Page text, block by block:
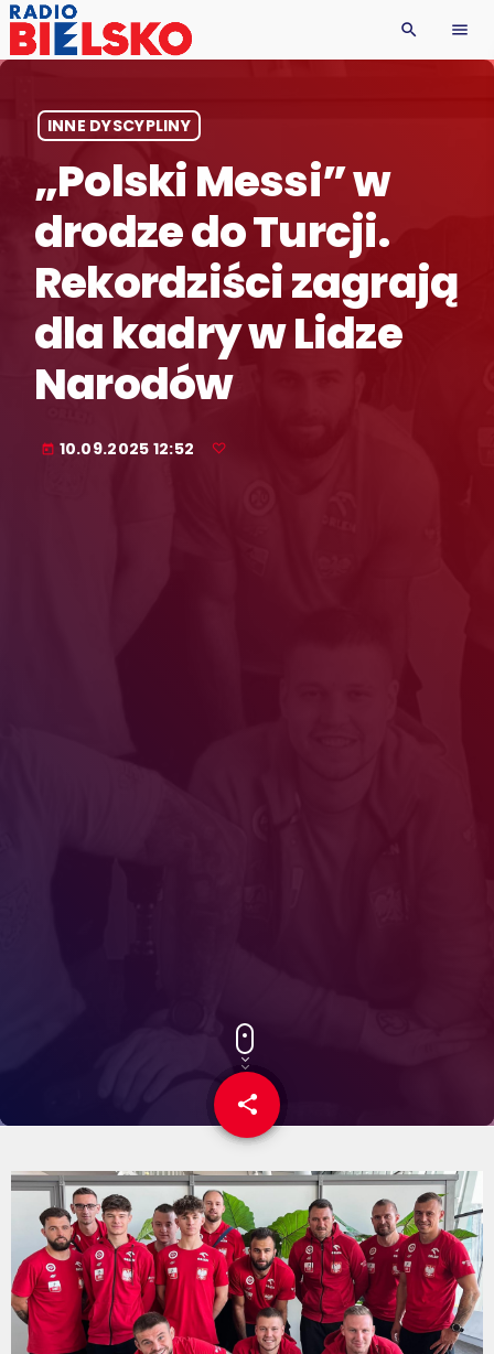
search menu
INNE DYSCYPLINY
„Polski Messi” w
drodze do Turcji.
Rekordziści zagrają
dla kadry w Lidze
Narodów
today 10.09.2025 12:52
share
email